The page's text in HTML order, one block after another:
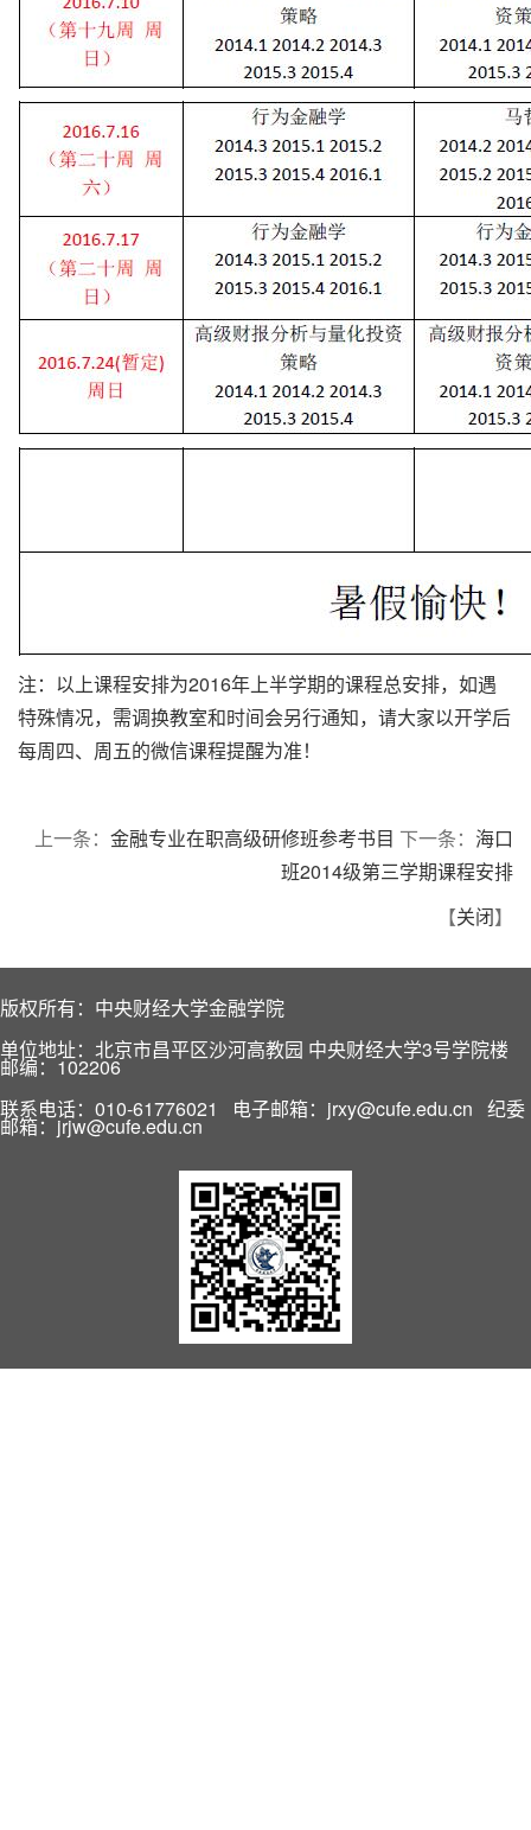
注：以上课程安排为2016年上半学期的课程总安排，如遇
特殊情况，需调换教室和时间会另行通知，请大家以开学后
每周四、周五的微信课程提醒为准！
上一条： 金融专业在职高级研修班参考书目 下一条： 海口
班2014级第三学期课程安排
【关闭】
版权所有：中央财经大学金融学院
单位地址：北京市昌平区沙河高教园 中央财经大学3号学院楼
邮编：102206
联系电话：010-61776021 电子邮箱：jrxy@cufe.edu.cn 纪委
邮箱：jrjw@cufe.edu.cn